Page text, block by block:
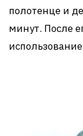
полотенце и
минут. После